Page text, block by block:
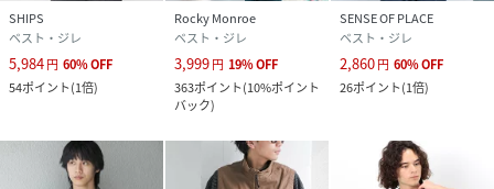
SHIPS
ベスト・ジレ
5,984円 60%OFF
54ポイント(1倍)
Rocky Monroe
ベスト・ジレ
3,999円 19%OFF
363ポイント(10%ポイント
バック)
SENSE OF PLACE
ベスト・ジレ
2,860円 60%OFF
26ポイント(1倍)